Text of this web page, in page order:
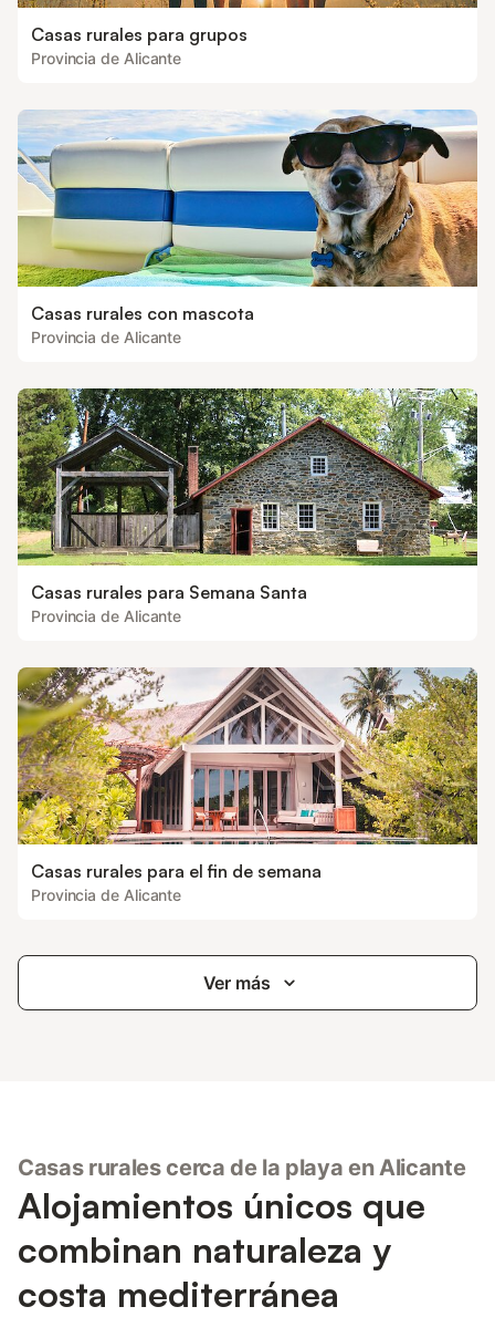
Casas rurales para grupos
Provincia de Alicante
Casas rurales con mascota
Provincia de Alicante
Casas rurales para Semana Santa
Provincia de Alicante
Casas rurales para el fin de semana
Provincia de Alicante
Ver más
Casas rurales cerca de la playa en Alicante
Alojamientos únicos que
combinan naturaleza y
costa mediterránea